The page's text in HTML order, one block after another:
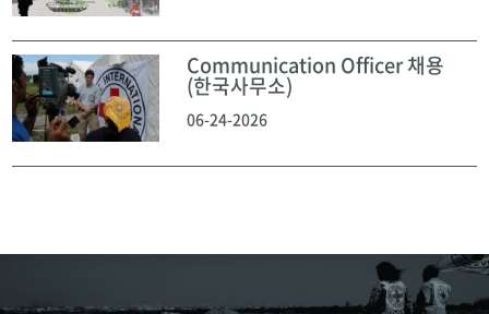
Communication Officer 채용
(한국사무소)
06-24-2026